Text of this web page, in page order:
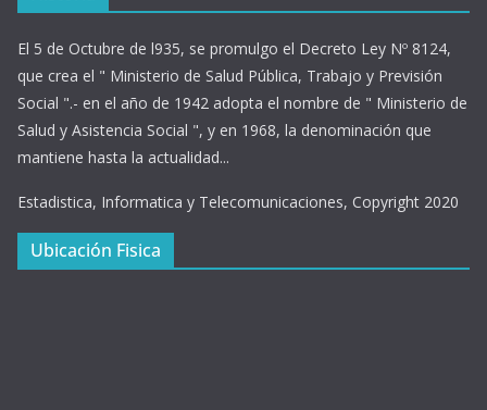
El 5 de Octubre de l935, se promulgo el Decreto Ley Nº 8124,
que crea el " Ministerio de Salud Pública, Trabajo y Previsión
Social ".- en el año de 1942 adopta el nombre de " Ministerio de
Salud y Asistencia Social ", y en 1968, la denominación que
mantiene hasta la actualidad...
Estadistica, Informatica y Telecomunicaciones, Copyright 2020
Ubicación Fisica